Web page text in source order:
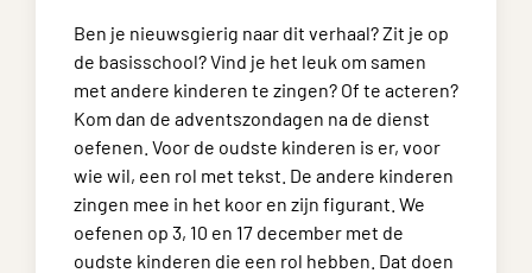
Ben je nieuwsgierig naar dit verhaal? Zit je op
de basisschool? Vind je het leuk om samen
met andere kinderen te zingen? Of te acteren?
Kom dan de adventszondagen na de dienst
oefenen. Voor de oudste kinderen is er, voor
wie wil, een rol met tekst. De andere kinderen
zingen mee in het koor en zijn figurant. We
oefenen op 3, 10 en 17 december met de
oudste kinderen die een rol hebben. Dat doen